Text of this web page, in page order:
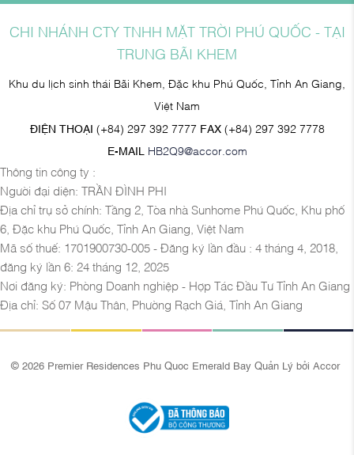
CHI NHÁNH CTY TNHH MẶT TRỜI PHÚ QUỐC - TẠI
TRUNG BÃI KHEM
Khu du lịch sinh thái Bãi Khem, Đặc khu Phú Quốc, Tỉnh An Giang,
Việt Nam
ĐIỆN THOẠI (+84) 297 392 7777 FAX (+84) 297 392 7778
E-MAIL HB2Q9@accor.com
Thông tin công ty :
Người đại diện: TRẦN ĐÌNH PHI
Địa chỉ trụ sở chính: Tầng 2, Tòa nhà Sunhome Phú Quốc, Khu phố
6, Đặc khu Phú Quốc, Tỉnh An Giang, Việt Nam
Mã số thuế: 1701900730-005 - Đăng ký lần đầu : 4 tháng 4, 2018,
đăng ký lần 6: 24 tháng 12, 2025
Nơi đăng ký: Phòng Doanh nghiệp - Hợp Tác Đầu Tư Tỉnh An Giang
Địa chỉ: Số 07 Mậu Thân, Phường Rạch Giá, Tỉnh An Giang
© 2026 Premier Residences Phu Quoc Emerald Bay Quản Lý bởi Accor